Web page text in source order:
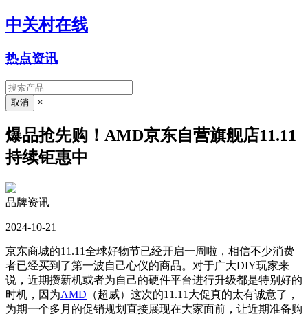
中关村在线
热点资讯
×
爆品抢先购！AMD京东自营旗舰店11.11
持续钜惠中
品牌资讯
2024-10-21
京东商城的11.11全球好物节已经开启一周啦，相信不少消费
者已经买到了第一波自己心仪的商品。对于广大DIY玩家来
说，近期攒新机或者为自己的硬件平台进行升级都是特别好的
时机，因为AMD （超威）这次的11.11大促真的太有诚意了，
为期一个多月的促销规划直接展现在大家面前，让近期准备购